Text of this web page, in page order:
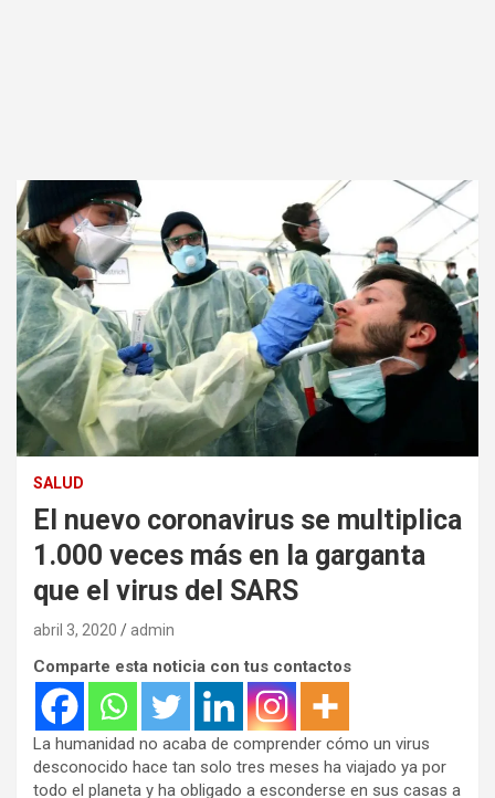
SALUD
El nuevo coronavirus se multiplica
1.000 veces más en la garganta
que el virus del SARS
abril 3, 2020 admin
Comparte esta noticia con tus contactos
La humanidad no acaba de comprender cómo un virus
desconocido hace tan solo tres meses ha viajado ya por
todo el planeta y ha obligado a esconderse en sus casas a